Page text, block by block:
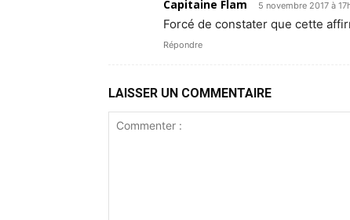
Capitaine Flam 5 novembre 2017 à
Forcé de constater que cette
Répondre
LAISSER UN COMMENTAIRE